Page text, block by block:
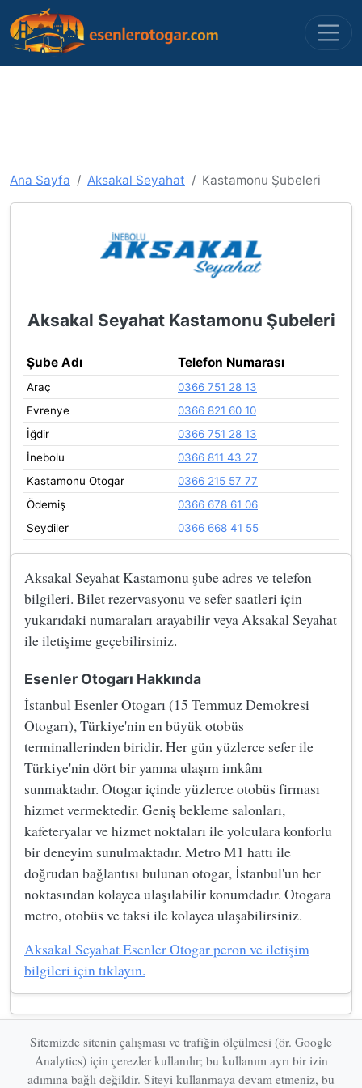
Ana Sayfa Aksakal Seyahat Kastamonu Şubeleri
Aksakal Seyahat Kastamonu Şubeleri
Şube Adı Telefon Numarası
Araç
0366 751 28 13
Evrenye
0366 821 60 10
İğdir
0366 751 28 13
İnebolu
0366 811 43 27
Kastamonu Otogar
0366 215 57 77
Ödemiş
0366 678 61 06
Seydiler
0366 668 41 55
Aksakal Seyahat Kastamonu şube adres ve telefon
bilgileri. Bilet rezervasyonu ve sefer saatleri için
yukarıdaki numaraları arayabilir veya Aksakal Seyahat
ile iletişime geçebilirsiniz.
Esenler Otogarı Hakkında
İstanbul Esenler Otogarı (15 Temmuz Demokresi
Otogarı), Türkiye'nin en büyük otobüs
terminallerinden biridir. Her gün yüzlerce sefer ile
Türkiye'nin dört bir yanına ulaşım imkânı
sunmaktadır. Otogar içinde yüzlerce otobüs firması
hizmet vermektedir. Geniş bekleme salonları,
kafeteryalar ve hizmet noktaları ile yolculara konforlu
bir deneyim sunulmaktadır. Metro M1 hattı ile
doğrudan bağlantısı bulunan otogar, İstanbul'un her
noktasından kolayca ulaşılabilir konumdadır. Otogara
metro, otobüs ve taksi ile kolayca ulaşabilirsiniz.
Aksakal Seyahat Esenler Otogar peron ve iletişim
bilgileri için tıklayın.
Sitemizde sitenin çalışması ve trafiğin ölçülmesi (ör. Google
Analytics) için çerezler kullanılır; bu kullanım ayrı bir izin
adımına bağlı değildir. Siteyi kullanmaya devam etmeniz, bu
Esenler Otogar | Otobüs Firmaları, Peron ve İletişim